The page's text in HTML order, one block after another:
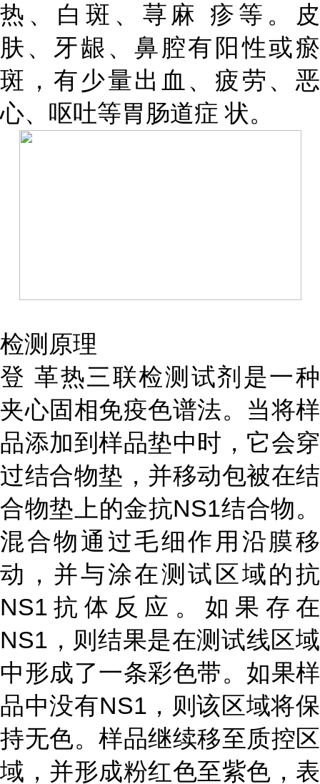
热、白斑、荨麻 疹等。皮
肤、牙龈、鼻腔有阳性或瘀
斑，有少量出血、疲劳、恶
心、呕吐等胃肠道症 状。
检测原理
登 革热三联检测试剂是一种
夹心固相免疫色谱法。当将样
品添加到样品垫中时，它会穿
过结合物垫，并移动包被在结
合物垫上的金抗NS1结合物。
混合物通过毛细作用沿膜移
动，并与涂在测试区域的抗
NS1抗体反应。如果存在
NS1，则结果是在测试线区域
中形成了一条彩色带。如果样
品中没有NS1，则该区域将保
持无色。样品继续移至质控区
域，并形成粉红色至紫色，表